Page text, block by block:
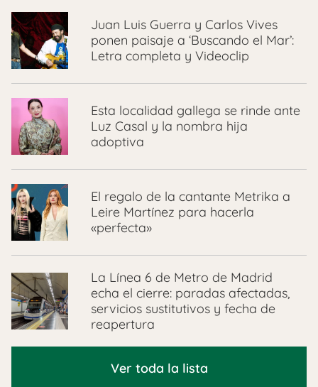
Juan Luis Guerra y Carlos Vives
ponen paisaje a ‘Buscando el Mar’:
Letra completa y Videoclip
Esta localidad gallega se rinde ante
Luz Casal y la nombra hija
adoptiva
El regalo de la cantante Metrika a
Leire Martínez para hacerla
«perfecta»
La Línea 6 de Metro de Madrid
echa el cierre: paradas afectadas,
servicios sustitutivos y fecha de
reapertura
Ver toda la lista